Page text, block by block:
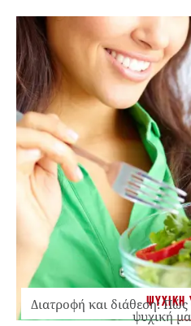
ΨΥΧΙΚΗ
Διατροφή και διάθεση:
ψυχική